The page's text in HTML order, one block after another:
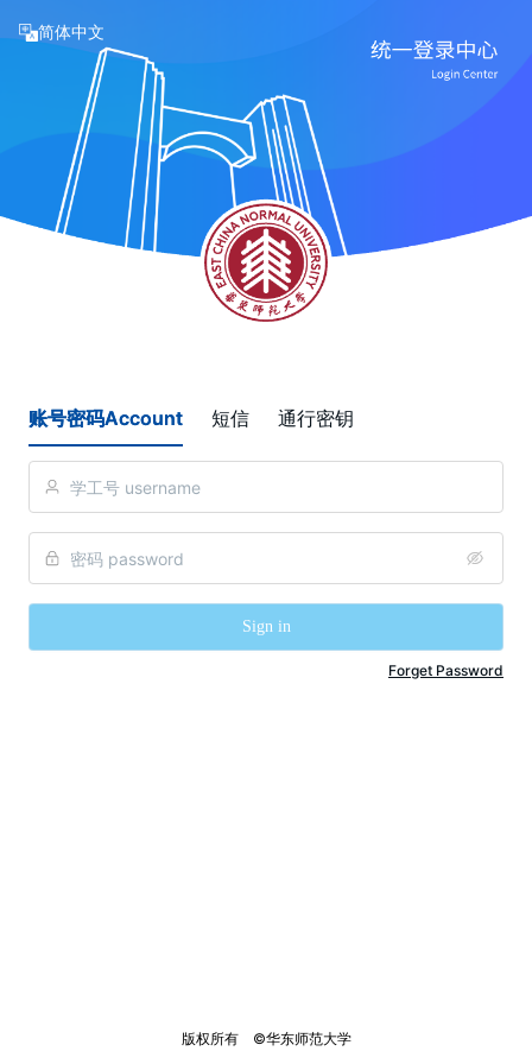
简体中文
账号密码Account 短信 通行密钥
Sign in
Forget Password
版权所有    ©华东师范大学